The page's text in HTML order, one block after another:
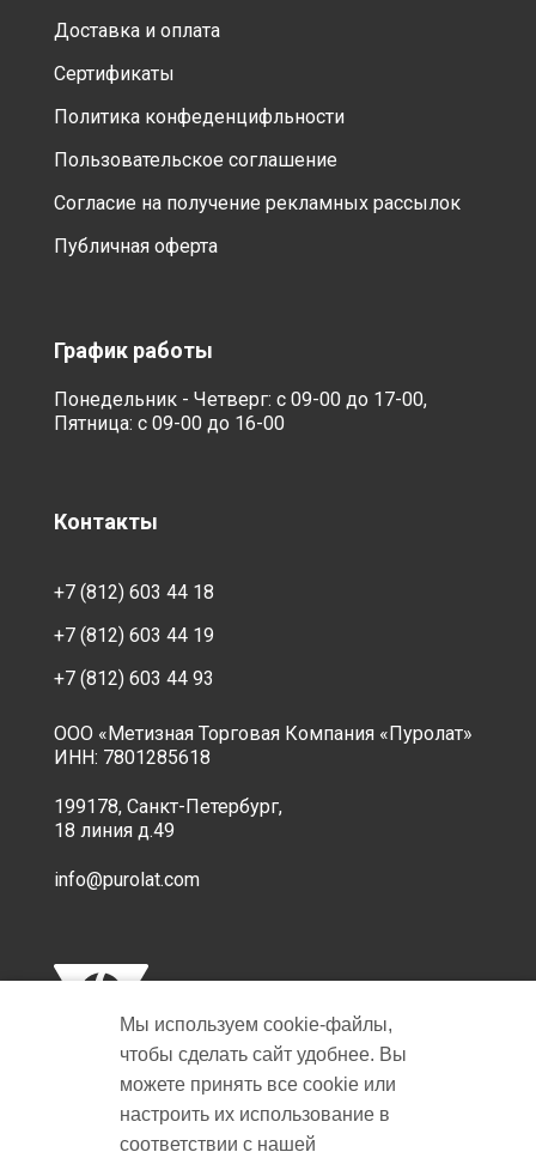
Доставка и оплата
Сертификаты
Политика конфеденцифльности
Пользовательское соглашение
Согласие на получение рекламных рассылок
Публичная оферта
График работы
Понедельник - Четверг: с 09-00 до 17-00,
Пятница: с 09-00 до 16-00
Контакты
+7 (812) 603 44 18
+7 (812) 603 44 19
+7 (812) 603 44 93
ООО «Метизная Торговая Компания «Пуролат»
ИНН: 7801285618
199178, Санкт-Петербург,
18 линия д.49
info@purolat.com
Copyright © 2001-2026 Пуролат.
Мы используем cookie‑файлы,
чтобы сделать сайт удобнее. Вы
можете принять все cookie или
настроить их использование в
соответствии с нашей